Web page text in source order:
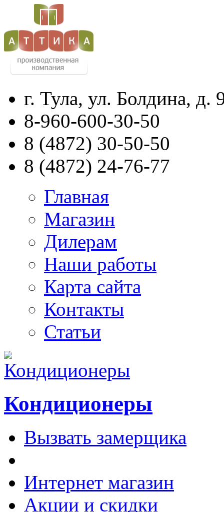
г. Тула, ул. Болдина, д.
8-960-600-30-50
8 (4872) 30-50-50
8 (4872) 24-76-77
Главная
Магазин
Дилерам
Наши работы
Карта сайта
Контакты
Статьи
Кондиционеры
Вызвать замерщика
Интернет магазин
Акции и скидки